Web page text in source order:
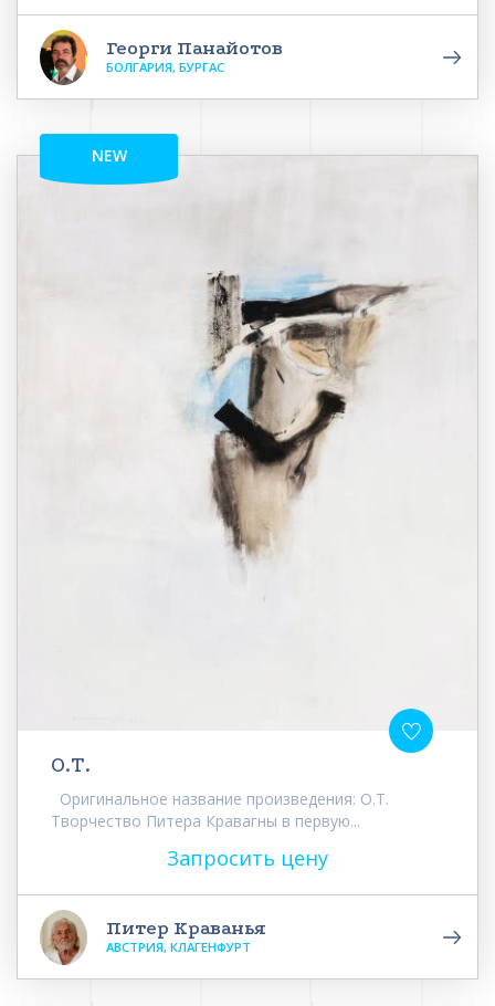
Георги Панайотов
БОЛГАРИЯ, БУРГАС
NEW
О.Т.
Оригинальное название произведения: О.Т.
Творчество Питера Кравагны в первую...
Запросить цену
Питер Краванья
АВСТРИЯ, КЛАГЕНФУРТ